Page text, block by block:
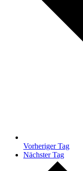
Vorheriger Tag
Nächster Tag